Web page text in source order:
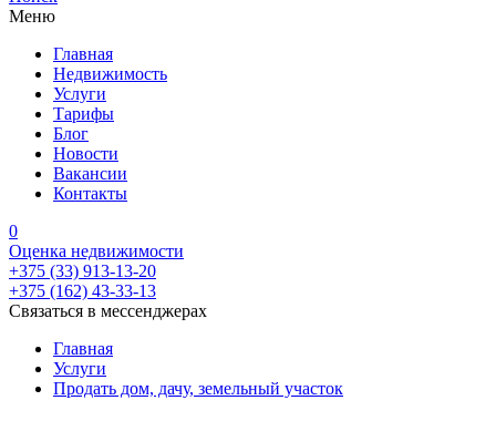
Меню
Главная
Недвижимость
Услуги
Тарифы
Блог
Новости
Вакансии
Контакты
0
Оценка недвижимости
+375 (33) 913-13-20
+375 (162) 43-33-13
Связаться в мессенджерах
Главная
Услуги
Продать дом, дачу, земельный участок